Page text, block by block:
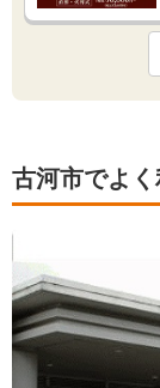
古河市でよく